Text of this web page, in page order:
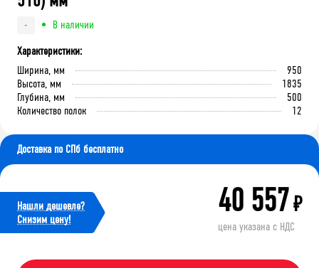
-
В наличии
Характеристики:
Ширина, мм
950
Высота, мм
1835
Глубина, мм
500
Количество полок
12
Доставка по СПб бесплатно
Нашли дешевле?
Cнизим цену!
40 557₽
цена указана с НДС